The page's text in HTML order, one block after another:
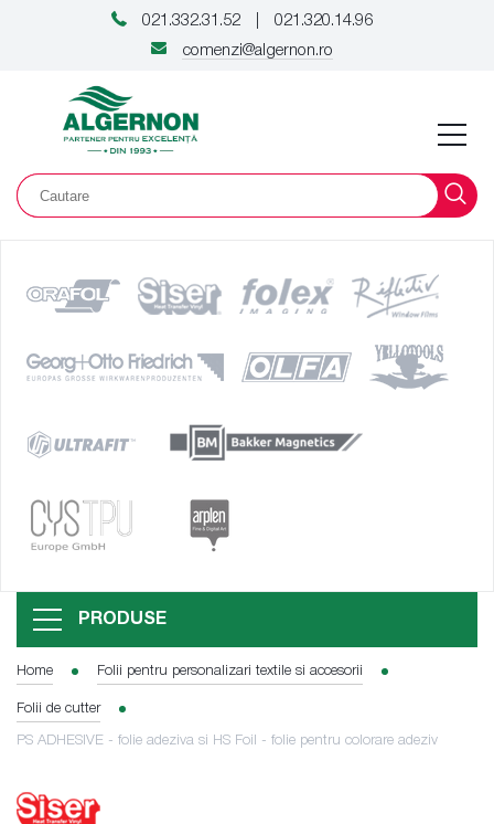
021.332.31.52
021.320.14.96
comenzi@algernon.ro
PRODUSE
Home Folii pentru personalizari textile si accesorii
Folii de cutter
PS ADHESIVE - folie adeziva si HS Foil - folie pentru colorare adeziv